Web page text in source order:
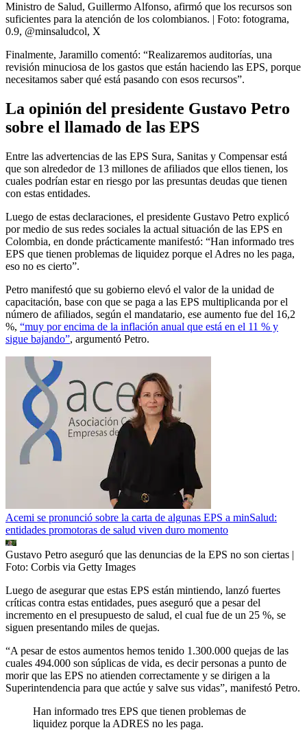
Ministro de Salud, Guillermo Alfonso, afirmó que los recursos son
suficientes para la atención de los colombianos. | Foto: fotograma,
0.9, @minsaludcol, X
Finalmente, Jaramillo comentó: “Realizaremos auditorías, una
revisión minuciosa de los gastos que están haciendo las EPS, porque
necesitamos saber qué está pasando con esos recursos”.
La opinión del presidente Gustavo Petro
sobre el llamado de las EPS
Entre las advertencias de las EPS Sura, Sanitas y Compensar está
que son alrededor de 13 millones de afiliados que ellos tienen, los
cuales podrían estar en riesgo por las presuntas deudas que tienen
con estas entidades.
Luego de estas declaraciones, el presidente Gustavo Petro explicó
por medio de sus redes sociales la actual situación de las EPS en
Colombia, en donde prácticamente manifestó: “Han informado tres
EPS que tienen problemas de liquidez porque el Adres no les paga,
eso no es cierto”.
Petro manifestó que su gobierno elevó el valor de la unidad de
capacitación, base con que se paga a las EPS multiplicanda por el
número de afiliados, según el mandatario, ese aumento fue del 16,2
%, “muy por encima de la inflación anual que está en el 11 % y
sigue bajando”, argumentó Petro.
Acemi se pronunció sobre la carta de algunas EPS a minSalud:
entidades promotoras de salud viven duro momento
Gustavo Petro aseguró que las denuncias de la EPS no son ciertas |
Foto: Corbis via Getty Images
Luego de asegurar que estas EPS están mintiendo, lanzó fuertes
críticas contra estas entidades, pues aseguró que a pesar del
incremento en el presupuesto de salud, el cual fue de un 25 %, se
siguen presentando miles de quejas.
“A pesar de estos aumentos hemos tenido 1.300.000 quejas de las
cuales 494.000 son súplicas de vida, es decir personas a punto de
morir que las EPS no atienden correctamente y se dirigen a la
Superintendencia para que actúe y salve sus vidas”, manifestó Petro.
Han informado tres EPS que tienen problemas de
liquidez porque la ADRES no les paga.